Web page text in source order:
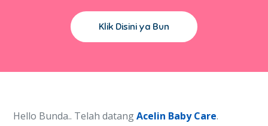
Klik Disini ya Bun
Hello Bunda.. Telah datangAcelin Baby Care.